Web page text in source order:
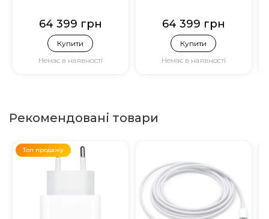
64 399 грн
Купити
Немає в наявності
64 399 грн
Купити
Немає в наявності
Рекомендовані товари
Топ продажу